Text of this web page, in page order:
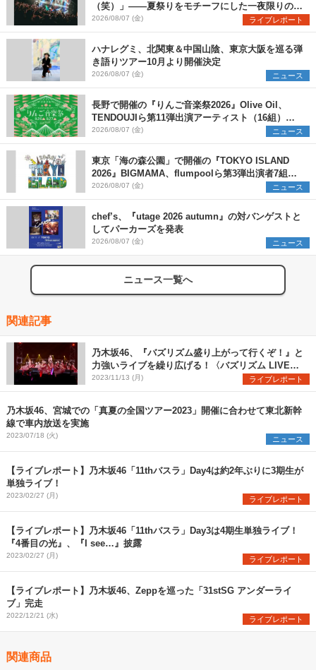
（笑）」――夏祭りをモチーフにした一夜限りのス
ペシャルライブ『色祭』レポート
2026/08/07 (金) ライブレポート
ハナレグミ、北関東＆中国山陰、東京大阪を巡る弾
き語りツアー10月より開催決定
2026/08/07 (金) ニュース
長野で開催の『りんご音楽祭2026』Olive Oil、
TENDOUJIら第11弾出演アーティスト（16組）を
発表
2026/08/07 (金) ニュース
東京「海の森公園」で開催の『TOKYO ISLAND
2026』BIGMAMA、flumpoolら第3弾出演者7組を
発表 ワークショップ・アート出展者を募集
2026/08/07 (金) ニュース
chef’s、『utage 2026 autumn』の対バンゲストと
してパーカーズを発表
2026/08/07 (金) ニュース
ニュース一覧へ
関連記事
乃木坂46、『バズリズム盛り上がって行くぞ！』と
力強いライブを繰り広げる！〈バズリズム LIVE
2023〉
2023/11/13 (月) ライブレポート
乃木坂46、宮城での「真夏の全国ツアー2023」開催に合わせて東北新幹
線で車内放送を実施
2023/07/18 (火) ニュース
【ライブレポート】乃木坂46「11thバスラ」Day4は約2年ぶりに3期生が
単独ライブ！
2023/02/27 (月) ライブレポート
【ライブレポート】乃木坂46「11thバスラ」Day3は4期生単独ライブ！
『4番目の光』、『I see…』披露
2023/02/27 (月) ライブレポート
【ライブレポート】乃木坂46、Zeppを巡った「31stSG アンダーライ
ブ」完走
2022/12/21 (水) ライブレポート
関連商品